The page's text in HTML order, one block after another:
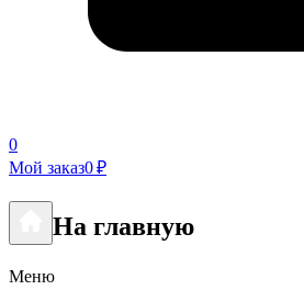
0
Мой заказ0 ₽
На главную
Меню